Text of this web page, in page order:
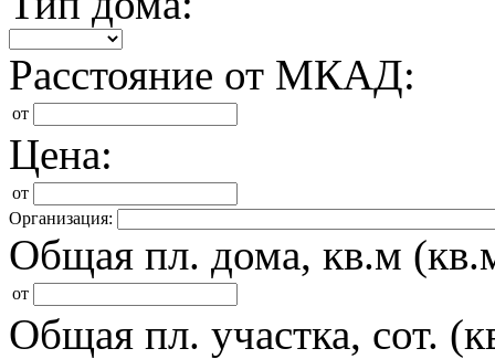
Расстояние от МКАД:
от
Цена:
от
Организация:
Общая пл. дома, кв.м
от
Общая пл. участка, сот.